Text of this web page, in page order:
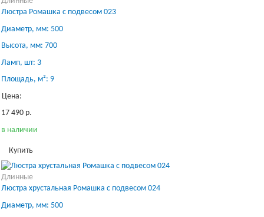
Люстра Ромашка с подвесом 023
Диаметр, мм: 500
Высота, мм: 700
Ламп, шт: 3
Площадь, м²: 9
Цена:
17 490 р.
в наличии
Купить
Длинные
Люстра хрустальная Ромашка с подвесом 024
Диаметр, мм: 500